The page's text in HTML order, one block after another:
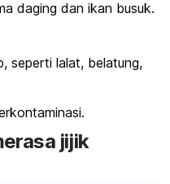
daging dan ikan busuk.
seperti lalat, belatung,
jijik